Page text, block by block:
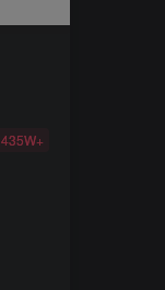
435W+